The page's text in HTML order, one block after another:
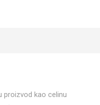
proizvod kao celinu